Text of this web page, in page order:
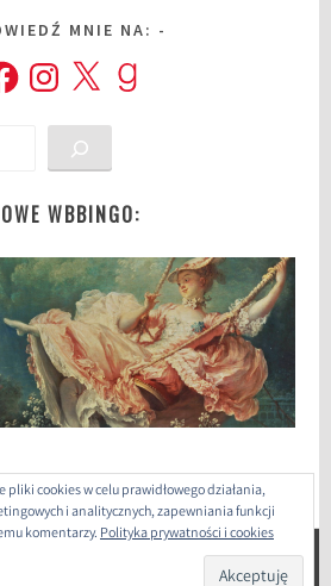
MNIE NA:
Instagram
X Goodreads
WBBINGO:
THEME: SELA
cookies w celu prawidłowego działania,
i analitycznych, zapewniania funkcji
komentarzy.Polityka prywatności i cookies